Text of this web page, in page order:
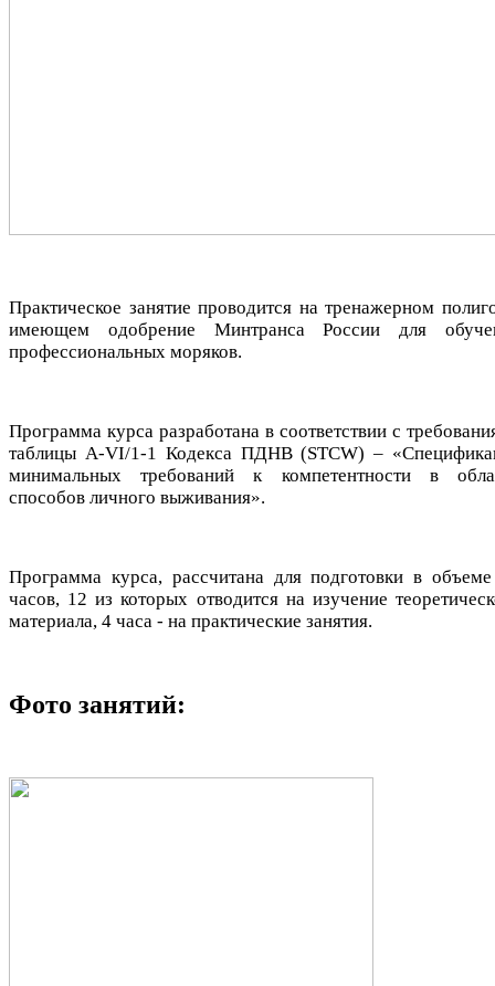
Практическое занятие проводится на тренажерном
имеющем одобрение Минтранса России для
профессиональных моряков.
Программа курса разработана в соответствии с
таблицы А-VI/1-1 Кодекса ПДНВ (STCW) –
минимальных требований к компетентности в
способов личного выживания».
Программа курса, рассчитана для подготовки в
часов, 12 из которых отводится на изучение
материала, 4 часа - на практические занятия.
Фото занятий: